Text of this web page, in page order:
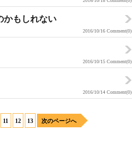
かもしれない
2016/10/16 Comment(0)
2016/10/15 Comment(0)
2016/10/14 Comment(0)
11 12 13 次のページへ